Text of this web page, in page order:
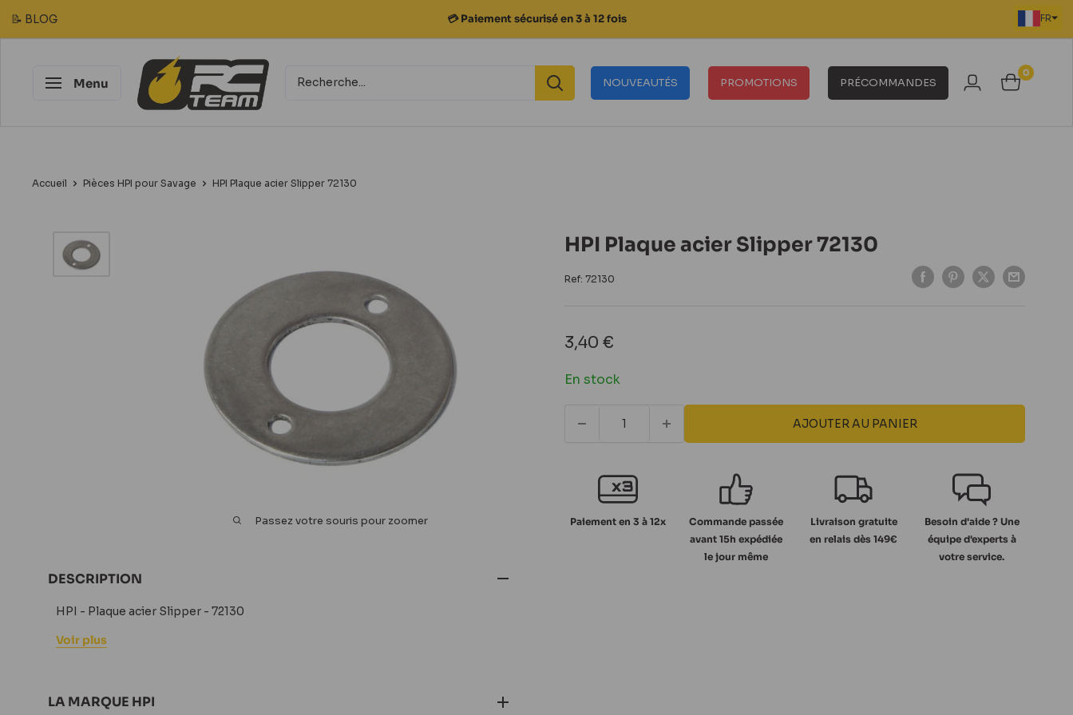
📝 BLOG 💳 Paiement sécurisé en 3 à 12 fois FR
Menu
RC
Team
Modélisme
NOUVEAUTÉS PROMOTIONS PRÉCOMMANDES
0
Accueil Pièces HPI pour Savage HPI Plaque acier Slipper 72130
Passez votre souris pour zoomer
HPI Plaque acier Slipper 72130
Ref: 72130
Prix
3,40 €
En stock
AJOUTER AU PANIER
Paiement en 3 à 12x
Commande passée
avant 15h expédiée
le jour même
Livraison gratuite
en relais dès 149€
Besoin d'aide ? Une
équipe d'experts à
votre service.
DESCRIPTION
HPI - Plaque acier Slipper - 72130
Voir plus
LA MARQUE HPI